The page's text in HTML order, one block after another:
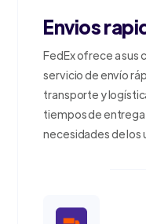
Envios
FedEx ofrece a sus
servicio de envío
transporte y
tiempos de
necesidades de los